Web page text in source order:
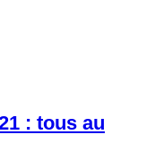
: tous au